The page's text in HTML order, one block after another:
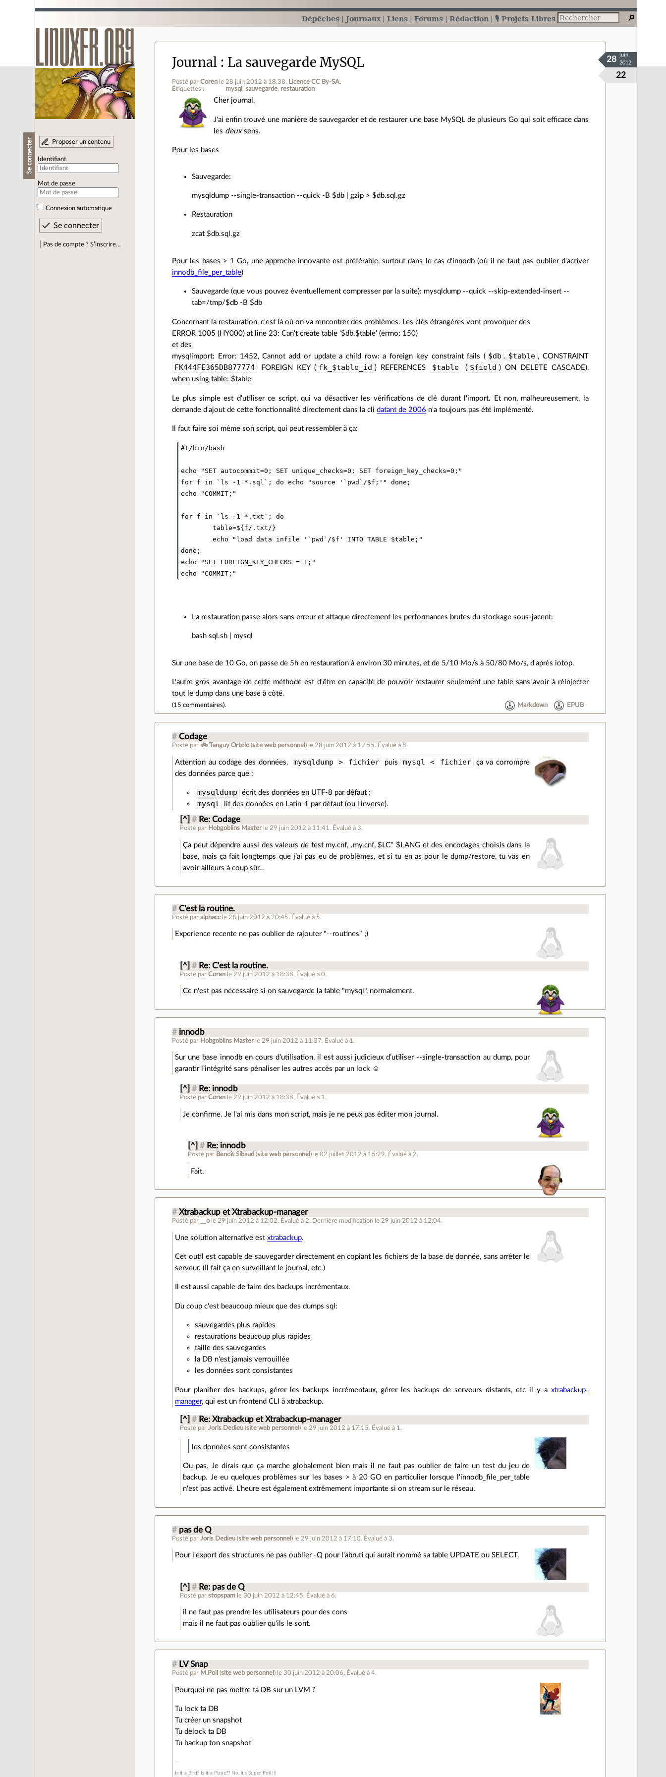
Dépêches Journaux Liens Forums Rédaction 🎙️ Projets Libres
Se connecter Proposer un contenu
Identifiant
Mot de passe
Connexion automatique
Pas de compte ? S’inscrire…
Journal La sauvegarde MySQL
Posté parCoren le 28 juin 2012 à 18:38. Licence CC By‑SA.
Étiquettes :
mysql sauvegarde restauration
22
28
juin
2012
Cher journal,
J'ai enfin trouvé une manière de sauvegarder et de restaurer une base MySQL de plusieurs Go qui soit efficace dans
les deuxsens.
Pour les bases
Sauvegarde:
mysqldump --single-transaction --quick -B $db | gzip > $db.sql.gz
Restauration
zcat $db.sql.gz
Pour les bases > 1 Go, une approche innovante est préférable, surtout dans le cas d'innodb (où il ne faut pas oublier d'activer
innodb_file_per_table)
Sauvegarde (que vous pouvez éventuellement compresser par la suite): mysqldump --quick --skip-extended-insert --
tab=/tmp/$db -B $db
Concernant la restauration, c'est là où on va rencontrer des problèmes. Les clés étrangères vont provoquer des
ERROR 1005 (HY000) at line 23: Can't create table '$db.$table' (errno: 150)
et des
mysqlimport: Error: 1452, Cannot add or update a child row: a foreign key constraint fails ( $db . $table , CONSTRAINT
FK444FE365DB877774 FOREIGN KEY ( fk_$table_id ) REFERENCES $table ( $field ) ON DELETE CASCADE),
when using table: $table
Le plus simple est d'utiliser ce script, qui va désactiver les vérifications de clé durant l'import. Et non, malheureusement, la
demande d'ajout de cette fonctionnalité directement dans la clidatant de 2006 n'a toujours pas été implémenté.
Il faut faire soi même son script, qui peut ressembler à ça:
#!/bin/bash
echo "SET autocommit=0; SET unique_checks=0; SET foreign_key_checks=0;"
for f in `ls -1 *.sql`; do echo "source '`pwd`/$f;'" done;
echo "COMMIT;"
for f in `ls -1 *.txt`; do
        table=${f/.txt/}
        echo "load data infile '`pwd`/$f' INTO TABLE $table;"
done;
echo "SET FOREIGN_KEY_CHECKS = 1;"
La restauration passe alors sans erreur et attaque directement les performances brutes du stockage sous-jacent:
bash sql.sh | mysql
Sur une base de 10 Go, on passe de 5h en restauration à environ 30 minutes, et de 5/10 Mo/s à 50/80 Mo/s, d'après iotop.
L'autre gros avantage de cette méthode est d'être en capacité de pouvoir restaurer seulement une table sans avoir à réinjecter
tout le dump dans une base à côté.
(15 commentaires). Markdown EPUB
# Codage
Posté par 🚲 Tanguy Ortolo(site web personnel ) le 28 juin 2012 à 19:55. Évalué à8.
Attention au codage des données. mysqldump > fichier puis mysql < fichier
ça va corrompre
des données parce que :
mysqldump écrit des données en UTF-8 par défaut ;
mysql lit des données en Latin-1 par défaut (ou l'inverse).
[^] # Re: Codage
Posté par Hobgoblins Master le 29 juin 2012 à 11:41 . Évalué à 3.
Ça peut dépendre aussi des valeurs de test my.cnf, .my.cnf, $LC* $LANG et des encodages choisis dans la
base, mais ça fait longtemps que j’ai pas eu de problèmes, et si tu en as pour le dump/restore, tu vas en
avoir ailleurs à coup sûr…
# C'est la routine.
Posté paralphacc le 28 juin 2012 à 20:45. Évalué à 5.
Experience recente ne pas oublier de rajouter "--routines" ;)
[^] # Re: C'est la routine.
Posté parCoren le 29 juin 2012 à 18:38. Évalué à0.
Ce n'est pas nécessaire si on sauvegarde la table "mysql", normalement.
# innodb
Posté par Hobgoblins Master le 29 juin 2012 à 11:37. Évalué à 1 .
Sur une base innodb en cours d’utilisation, il est aussi judicieux d’utiliser --single-transaction au dump, pour
garantir l’intégrité sans pénaliser les autres accès par un lock ☺
[^] # Re: innodb
Posté parCoren le 29 juin 2012 à 18:38. Évalué à 1.
Je confirme. Je l'ai mis dans mon script, mais je ne peux pas éditer mon journal.
[^] # Re: innodb
Posté par Benoît Sibaud (site web personnel ) le 02 juillet 2012 à 15:29. Évalué à 2.
Fait.
# Xtrabackup et Xtrabackup-manager
Posté par __o le 29 juin 2012 à 12:02. Évalué à 2. Dernière modification le 29 juin 2012 à 12:04.
Une solution alternative estxtrabackup.
Cet outil est capable de sauvegarder directement en copiant les fichiers de la base de donnée, sans arrêter le
serveur. (Il fait ça en surveillant le journal, etc.)
Il est aussi capable de faire des backups incrémentaux.
Du coup c'est beaucoup mieux que des dumps sql:
sauvegardes plus rapides
restaurations beaucoup plus rapides
taille des sauvegardes
la DB n'est jamais verrouillée
les données sont consistantes
Pour planifier des backups, gérer les backups incrémentaux, gérer les backups de serveurs distants, etc il y a xtrabackup-
manager, qui est un frontend CLI à xtrabackup.
[^] # Re: Xtrabackup et Xtrabackup-manager
Posté parJoris Dedieu (site web personnel ) le 29 juin 2012 à 17:15. Évalué à 1 .
les données sont consistantes
Ou pas. Je dirais que ça marche globalement bien mais il ne faut pas oublier de faire un test du jeu de
backup. Je eu quelques problèmes sur les bases > à 20 GO en particulier lorsque l'innodb_file_per_table
n'est pas activé. L'heure est également extrêmement importante si on stream sur le réseau.
# pas de Q
Posté parJoris Dedieu (site web personnel ) le 29 juin 2012 à 17:10. Évalué à 3.
Pour l'export des structures ne pas oublier -Q pour l'abruti qui aurait nommé sa table UPDATE ou SELECT.
[^] # Re: pas de Q
Posté parstopspam le 30 juin 2012 à 12:45. Évalué à6.
il ne faut pas prendre les utilisateurs pour des cons
mais il ne faut pas oublier qu'ils le sont.
# LV Snap
Posté par M.Poil (site web personnel ) le 30 juin 2012 à 20:06. Évalué à4.
Pourquoi ne pas mettre ta DB sur un LVM ?
Tu lock ta DB
Tu créer un snapshot
Tu delock ta DB
Tu backup ton snapshot
Is it a Bird? Is it a Plane?? No, it's Super Poil !!!